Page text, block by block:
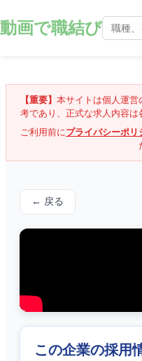
動画で職結び
【重要】 本サイトは個人運営
考であり、正式な求人内容は
ご利用前にプライバシーポリ
← 戻る
この企業の採用